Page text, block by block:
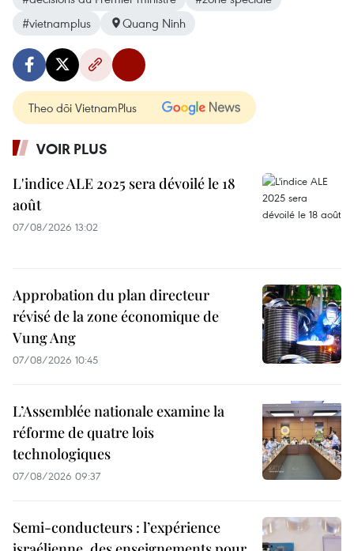
#vietnamplus
Quang Ninh
Theo dõi VietnamPlus
VOIR PLUS
L'indice ALE 2025 sera dévoilé le 18
août
07/08/2026 13:02
Approbation du plan directeur
révisé de la zone économique de
Vung Ang
07/08/2026 10:45
L’Assemblée nationale examine la
réforme de quatre lois
technologiques
07/08/2026 09:37
Semi-conducteurs : l’expérience